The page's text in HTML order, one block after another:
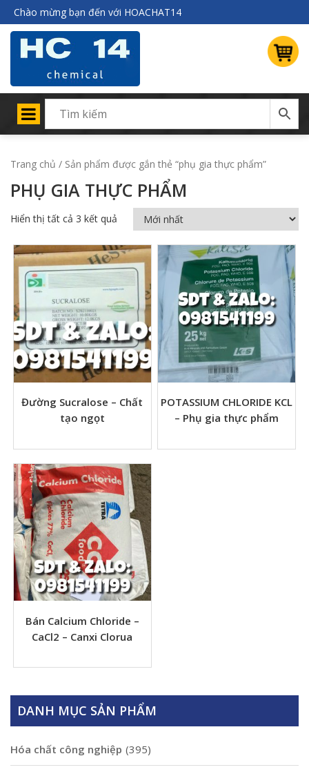
Chào mừng bạn đến với HOACHAT14
Trang chủ / Sản phẩm được gắn thẻ “phụ gia thực phẩm”
PHỤ GIA THỰC PHẨM
Hiển thị tất cả 3 kết quả
Đường Sucralose – Chất
tạo ngọt
POTASSIUM CHLORIDE KCL
– Phụ gia thực phẩm
Bán Calcium Chloride –
CaCl2 – Canxi Clorua
DANH MỤC SẢN PHẨM
Hóa chất công nghiệp (395)